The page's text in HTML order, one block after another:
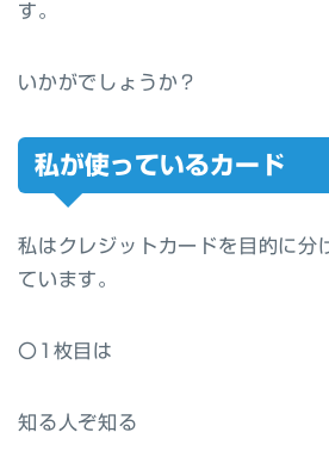
す。
いかがでしょうか？
私が使っているカード
私はクレジットカードを目的に分
ています。
〇1枚目 は
知る人ぞ知る